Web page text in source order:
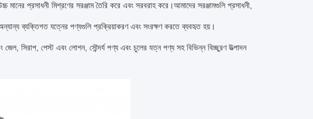
প্রসাধনী মিশ্রণের সরঞ্জাম তৈরি করে এবং সরবরাহ করে।আমাদের সরঞ্জামগুলি প্রসাধনী,
ব্যক্তিগত যত্নের পণ্যগুলি প্রক্রিয়াকরণ এবং সংরক্ষণ করতে ব্যবহৃত হয়।
জেল, সিরাপ, পেস্ট এবং লোশন, সৌন্দর্য পণ্য এবং চুলের যত্ন পণ্য সহ বিভিন্ন বিচ্ছুরণ উত্পাদন